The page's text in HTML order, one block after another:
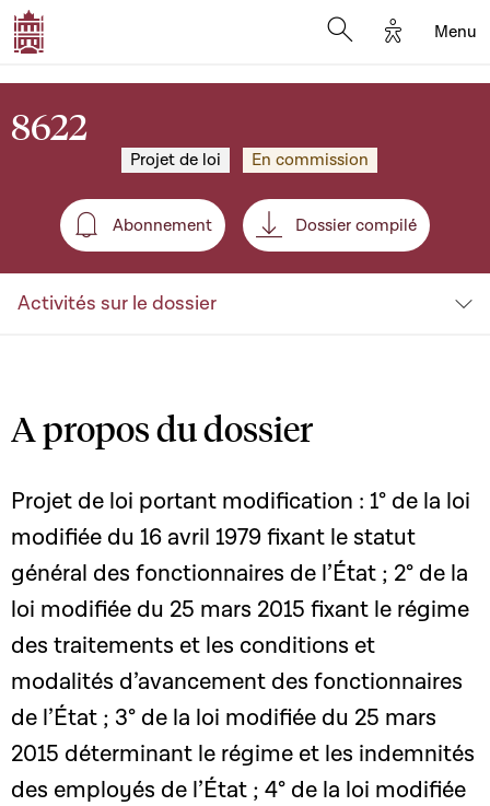
Options
Menu
8622
Projet de loi En commission
Abonnement
Abonnement Dossier compilé
Activités sur le dossier
A propos du dossier
Projet de loi portant modification : 1° de la loi
modifiée du 16 avril 1979 fixant le statut
général des fonctionnaires de l’État ; 2° de la
loi modifiée du 25 mars 2015 fixant le régime
des traitements et les conditions et
modalités d’avancement des fonctionnaires
de l’État ; 3° de la loi modifiée du 25 mars
2015 déterminant le régime et les indemnités
des employés de l’État ; 4° de la loi modifiée